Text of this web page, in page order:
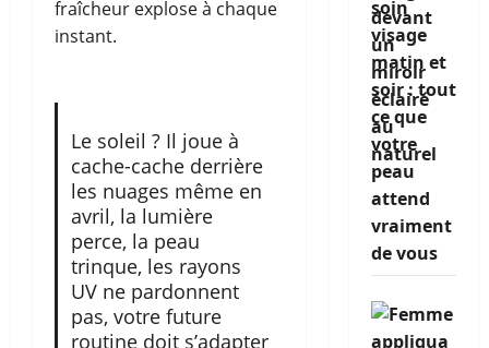
fraîcheur explose à chaque
instant.
Le soleil ? Il joue à
cache-cache derrière
les nuages même en
avril, la lumière
perce, la peau
trinque, les rayons
UV ne pardonnent
pas, votre future
routine doit s’adapter
soin
visage
matin et
soir : tout
ce que
votre
peau
attend
vraiment
de vous